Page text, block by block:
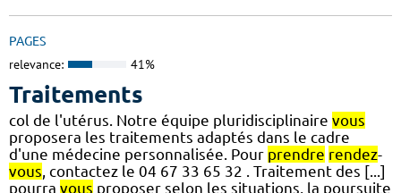
PAGES
relevance: 41%
Traitements
col de l'utérus. Notre équipe pluridisciplinaire vous
proposera les traitements adaptés dans le cadre
d'une médecine personnalisée. Pour prendre rendez-
vous, contactez le 04 67 33 65 32 . Traitement des [...]
pourra vous proposer selon les situations, la poursuite